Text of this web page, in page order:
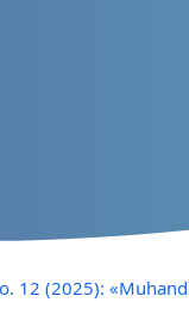
12 (2025):